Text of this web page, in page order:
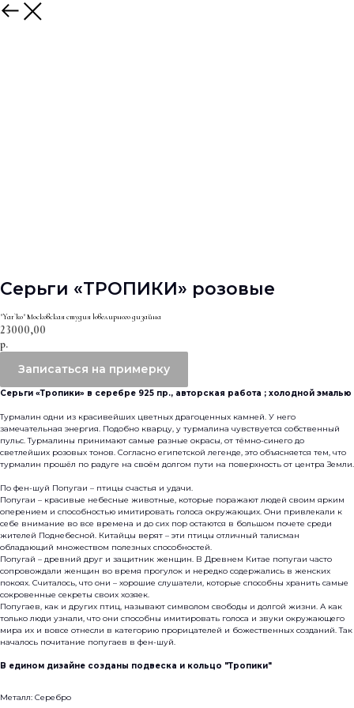
Серьги «ТРОПИКИ» розовые
"Yar`ko" Московская студия ювелирного дизайна
23000,00
р.
Записаться на примерку
Серьги «Тропики» в серебре 925 пр., авторская работа ; холодной эмалью
Турмалин одни из красивейших цветных драгоценных камней. У него
замечательная энергия. Подобно кварцу, у турмалина чувствуется собственный
пульс. Турмалины принимают самые разные окрасы, от тёмно-синего до
светлейших розовых тонов. Согласно египетской легенде, это объясняется тем, что
турмалин прошёл по радуге на своём долгом пути на поверхность от центра Земли.
По фен-шуй Попугаи – птицы счастья и удачи.
Попугаи – красивые небесные животные, которые поражают людей своим ярким
оперением и способностью имитировать голоса окружающих. Они привлекали к
себе внимание во все времена и до сих пор остаются в большом почете среди
жителей Поднебесной. Китайцы верят – эти птицы отличный талисман
обладающий множеством полезных способностей.
Попугай – древний друг и защитник женщин. В Древнем Китае попугаи часто
сопровождали женщин во время прогулок и нередко содержались в женских
покоях. Считалось, что они – хорошие слушатели, которые способны хранить самые
сокровенные секреты своих хозяек.
Попугаев, как и других птиц, называют символом свободы и долгой жизни. А как
только люди узнали, что они способны имитировать голоса и звуки окружающего
мира их и вовсе отнесли в категорию прорицателей и божественных созданий. Так
началось почитание попугаев в фен-шуй.
В едином дизайне созданы подвеска и кольцо "Тропики"
Металл: Серебро